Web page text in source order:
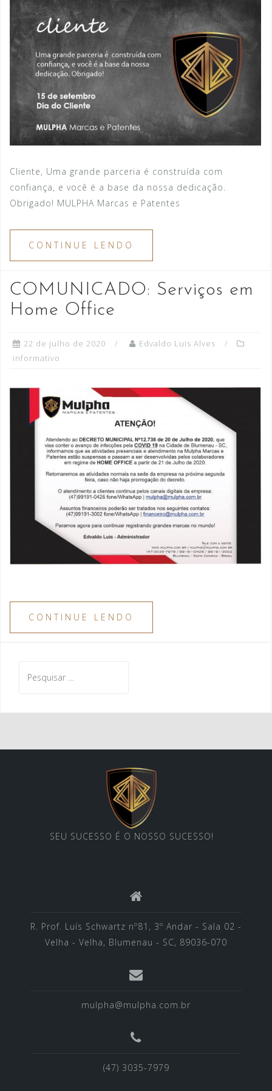
Cliente, Uma grande parceria é construída com
confiança, e você é a base da nossa dedicação.
Obrigado! MULPHA Marcas e Patentes
CONTINUE LENDO
COMUNICADO: Serviços em
Home Office
22 de julho de 2020
Edvaldo Luis Alves
informativo
CONTINUE LENDO
por:
SEU SUCESSO É O NOSSO SUCESSO!
R. Prof. Luís Schwartz nº81, 3º Andar - Sala 02 -
Velha - Velha, Blumenau - SC, 89036-070
mulpha@mulpha.com.br
(47) 3035-7979